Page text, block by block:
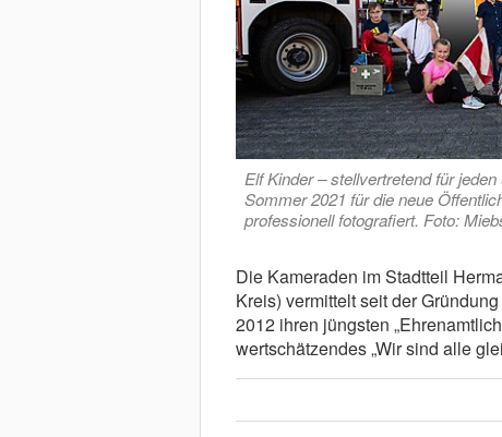
Elf Kinder – stellvertretend für
Sommer 2021 für die neue
professionell fotografiert. Foto:
Die Kameraden im Stadtteil
Kreis) vermittelt seit der
2012 ihren jüngsten
wertschätzendes „Wir sind alle